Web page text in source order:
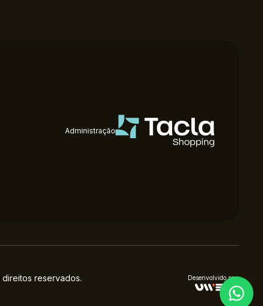
Administração
reservados. Desenvolvido por: